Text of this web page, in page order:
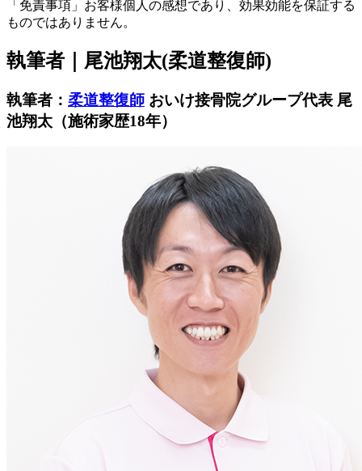
「免責事項」お客様個人の感想であり、効果効能を保証する
ものではありません。
執筆者｜尾池翔太(柔道整復師)
執筆者： 柔道整復師 おいけ接骨院グループ代表 尾
池翔太（施術家歴18年）